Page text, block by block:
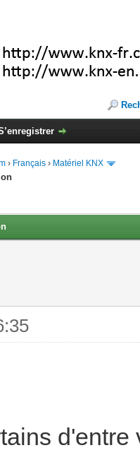
› Français › Matériel KNX